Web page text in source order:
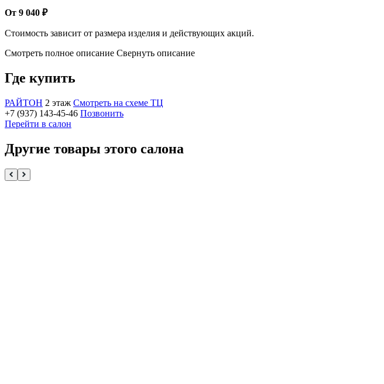
От 9 040 ₽
Стоимость зависит от размера изделия и действующих акций.
Смотреть полное описание Свернуть описание
Где купить
РАЙТОН 2 этаж Смотреть на схеме ТЦ
+7 (937) 143-45-46 Позвонить
Перейти в салон
Другие товары этого салона